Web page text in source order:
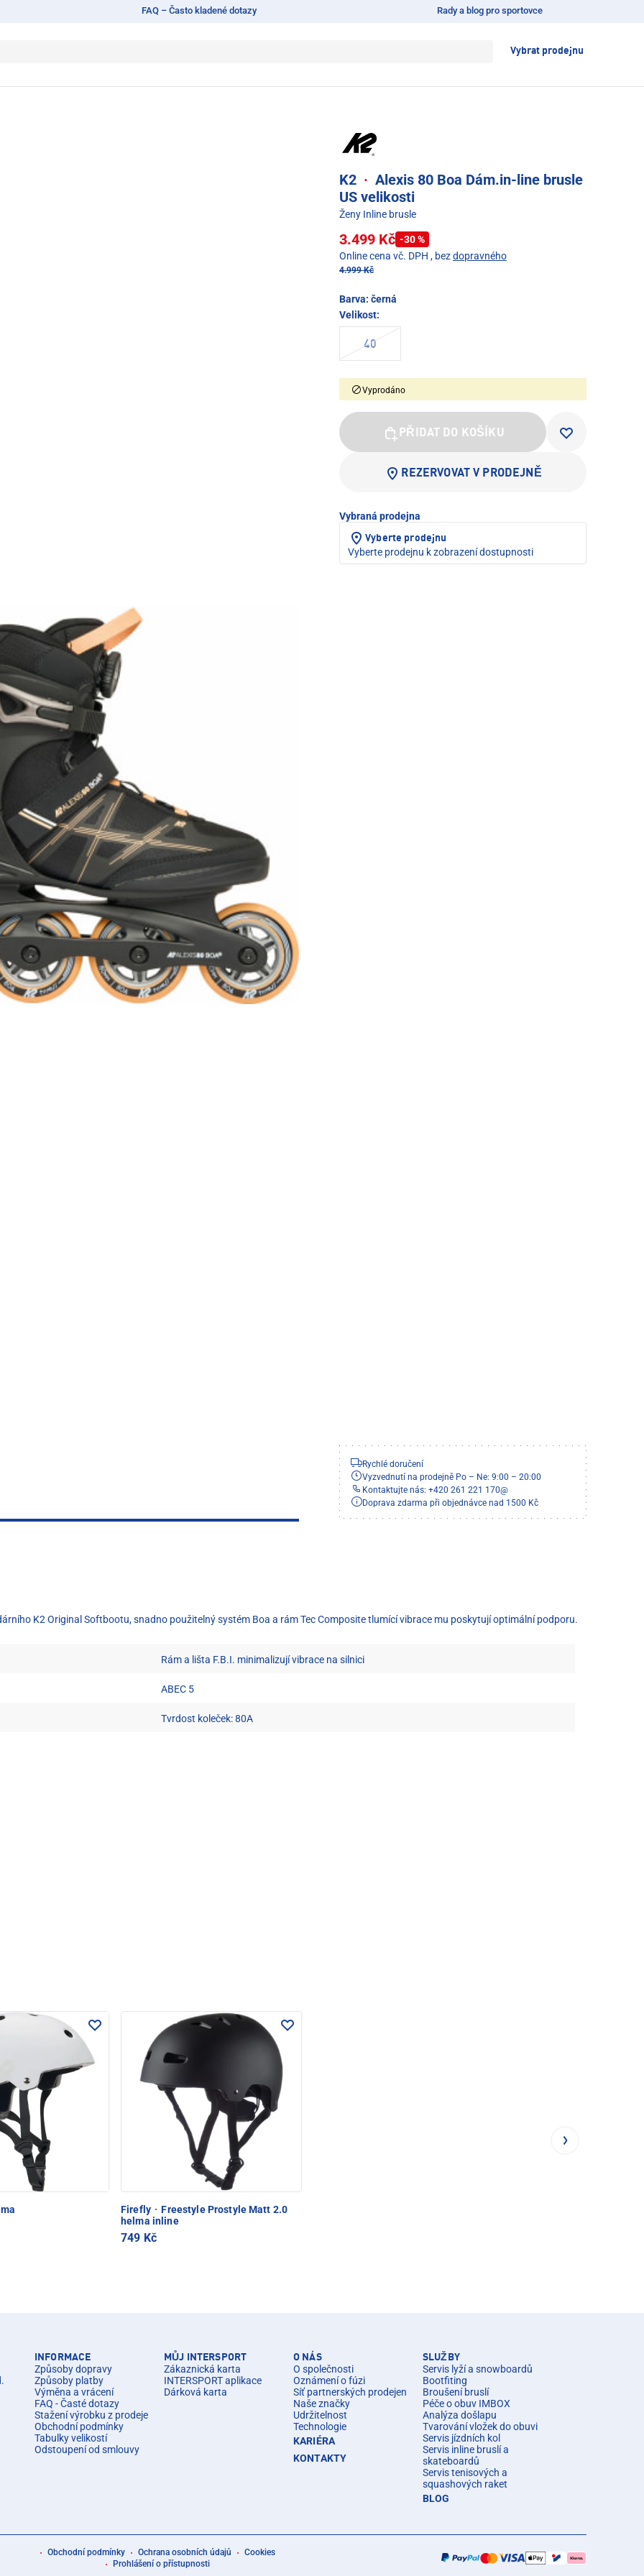
FAQ – Často kladené dotazy Rady a blog pro sportovce
Vybrat prodejnu
K2 · Alexis 80 Boa Dám.in-line brusle
US velikosti
Ženy Inline brusle
3.499 Kč -30 %
Online cena vč. DPH , bezdopravného
4.999 Kč
Barva: černá
Velikost:
40
Vyprodáno
PŘIDAT DO KOŠÍKU
REZERVOVAT V PRODEJNĚ
Vybraná prodejna
Vyberte prodejnu
Vyberte prodejnu k zobrazení dostupnosti
Rychlé doručení
Vyzvednutí na prodejně Po – Ne: 9:00 – 20:00
Kontaktujte nás: +420 261 221 170@
Doprava zdarma při objednávce nad 1500 Kč
K2 Original Softbootu, snadno použitelný systém Boa a rám Tec Composite tlumící vibrace mu poskytují optimální podporu.
Rám a lišta F.B.I. minimalizují vibrace na silnici
ABEC 5
Tvrdost koleček: 80A
Firefly · Freestyle Prostyle Matt 2.0
helma inline
749 Kč
INFORMACE
Způsoby dopravy
Způsoby platby
Výměna a vrácení
FAQ - Časté dotazy
Stažení výrobku z prodeje
Obchodní podmínky
Tabulky velikostí
Odstoupení od smlouvy
MŮJ INTERSPORT
Zákaznická karta
INTERSPORT aplikace
Dárková karta
O NÁS
O společnosti
Oznámení o fúzi
Síť partnerských prodejen
Naše značky
Udržitelnost
Technologie
KARIÉRA
KONTAKTY
SLUŽBY
Servis lyží a snowboardů
Bootfiting
Broušení bruslí
Péče o obuv IMBOX
Analýza došlapu
Tvarování vložek do obuvi
Servis jízdních kol
Servis inline bruslí a
skateboardů
Servis tenisových a
squashových raket
BLOG
Obchodní podmínky Ochrana osobních údajů
Cookies
Prohlášení o přístupnosti